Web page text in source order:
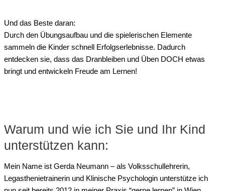
Und das Beste daran:
Durch den Übungsaufbau und die spielerischen Elemente
sammeln die Kinder schnell Erfolgserlebnisse. Dadurch
entdecken sie, dass das Dranbleiben und Üben DOCH etwas
bringt und entwickeln Freude am Lernen!
Warum und wie ich Sie und Ihr Kind
unterstützen kann:
Mein Name ist Gerda Neumann – als Volksschullehrerin,
Legasthenietrainerin und Klinische Psychologin unterstütze ich